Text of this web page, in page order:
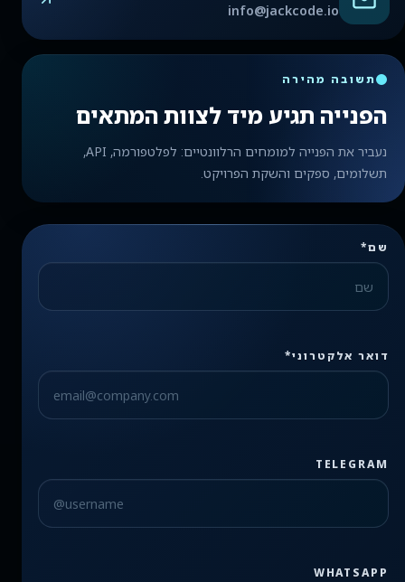
info@jackcode.io
תשובה מהירה
הפנייה תגיע מיד לצוות המתאים
נעביר את הפנייה למומחים הרלוונטיים: לפלטפורמה, API,
תשלומים, ספקים והשקת הפרויקט.
שם*
דואר אלקטרוני*
TELEGRAM
WHATSAPP